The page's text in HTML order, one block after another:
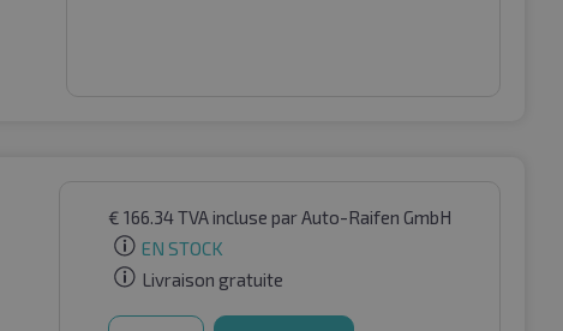
€ 166.34TVA incluse par Auto-Raifen GmbH
EN STOCK
Livraison gratuite